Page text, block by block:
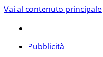
Vai al contenuto principale
Pubblicità